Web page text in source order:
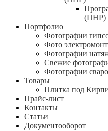
(ПНР)
Портфолио
Фотографии
Фото
Фотографии
Свежие
Фотографии
Товары
Плитка под
Прайс-лист
Контакты
Статьи
Документооборот